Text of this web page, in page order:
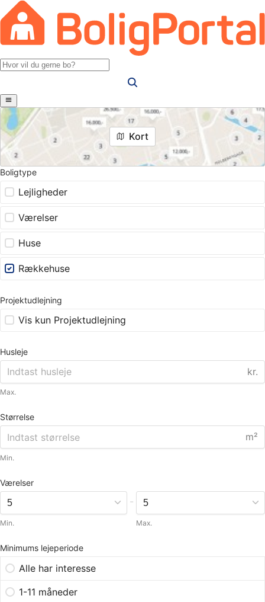
Kort
Boligtype
Lejligheder
Værelser
Huse
Rækkehuse
Projektudlejning
Vis kun Projektudlejning
Husleje
kr.
Max.
Størrelse
m²
Min.
Værelser
Min.
-
Max.
Minimums lejeperiode
Alle har interesse
1-11 måneder